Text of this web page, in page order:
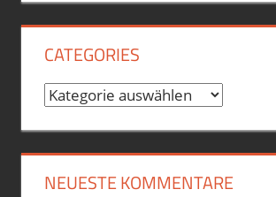
CATEGORIES
Categories
NEUESTE KOMMENTARE